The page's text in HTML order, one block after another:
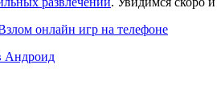
онлайн игр на телефоне
Андроид